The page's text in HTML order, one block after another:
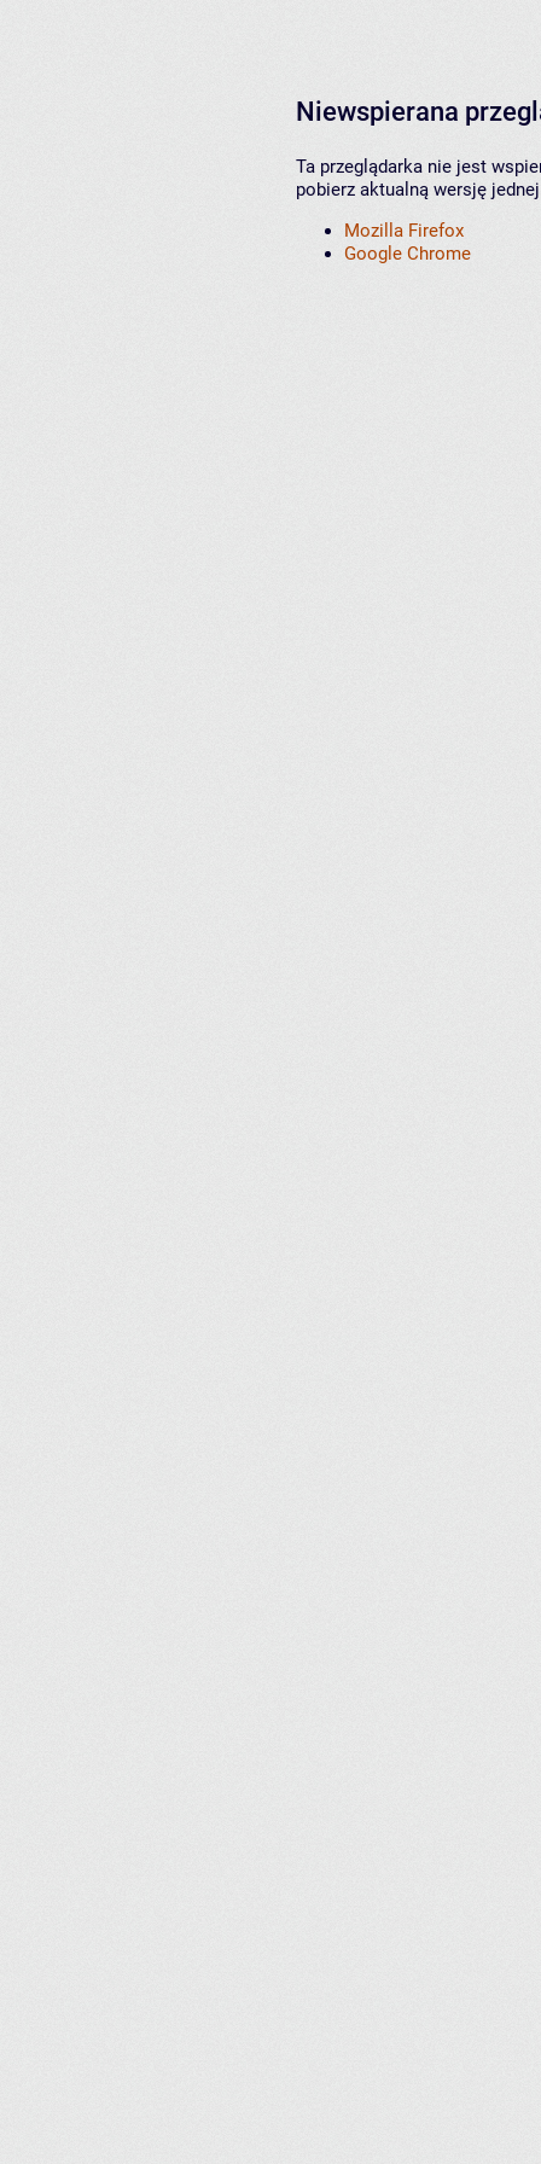
Niewspierana
Ta przeglądarka nie jest
pobierz aktualną wersję
Mozilla Firefox
Google Chrome